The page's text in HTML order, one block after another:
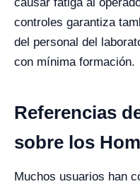
controles garantiza
del personal del
con mínima formación.
Referencias
sobre los
Muchos usuarios han